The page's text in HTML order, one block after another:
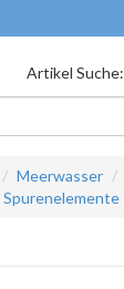
Artikel Suche:
Meerwasser
Spurenelemente